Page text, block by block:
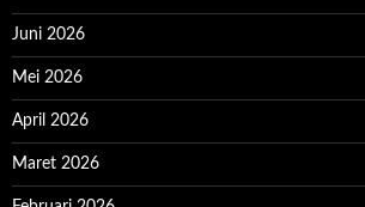
Juni 2026
Mei 2026
April 2026
Maret 2026